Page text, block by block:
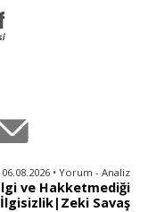
06.08.2026 • Yorum - Analiz
ve Hakketmediği
İlgisizlik|Zeki Savaş